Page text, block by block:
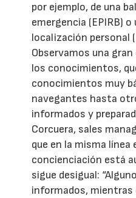
por ejemplo, de una
emergencia (EPIRB) o
localización personal
Observamos una
los conocimientos,
conocimientos muy
navegantes hasta
informados y
Corcuera, sales
que en la misma línea
concienciación está
sigue desigual:
informados, mientras